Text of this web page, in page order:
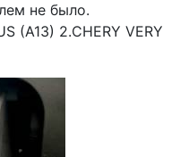
не было.
(A13) 2.CHERY VERY